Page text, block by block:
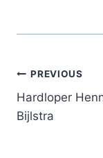
Post
navigation
PREVIOUS
Hardloper
Bijlstra